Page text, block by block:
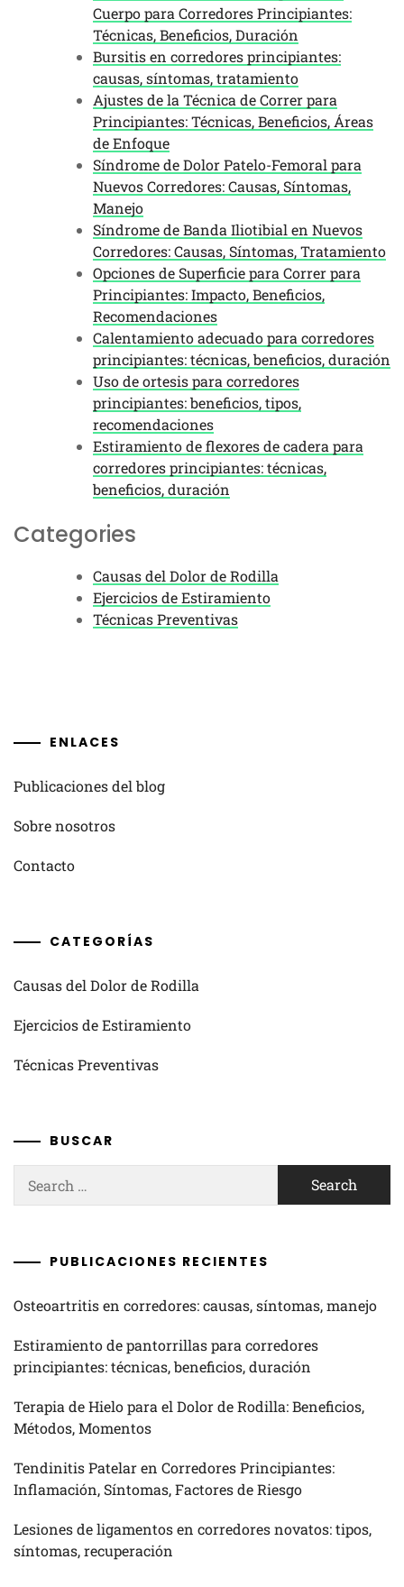
Cuerpo para Corredores Principiantes:
Técnicas, Beneficios, Duración
Bursitis en corredores principiantes:
causas, síntomas, tratamiento
Ajustes de la Técnica de Correr para
Principiantes: Técnicas, Beneficios, Áreas
de Enfoque
Síndrome de Dolor Patelo-Femoral para
Nuevos Corredores: Causas, Síntomas,
Manejo
Síndrome de Banda Iliotibial en Nuevos
Corredores: Causas, Síntomas, Tratamiento
Opciones de Superficie para Correr para
Principiantes: Impacto, Beneficios,
Recomendaciones
Calentamiento adecuado para corredores
principiantes: técnicas, beneficios, duración
Uso de ortesis para corredores
principiantes: beneficios, tipos,
recomendaciones
Estiramiento de flexores de cadera para
corredores principiantes: técnicas,
beneficios, duración
Categories
Causas del Dolor de Rodilla
Ejercicios de Estiramiento
Técnicas Preventivas
ENLACES
Publicaciones del blog
Sobre nosotros
Contacto
CATEGORÍAS
Causas del Dolor de Rodilla
Ejercicios de Estiramiento
Técnicas Preventivas
BUSCAR
for:
PUBLICACIONES RECIENTES
Osteoartritis en corredores: causas, síntomas, manejo
Estiramiento de pantorrillas para corredores
principiantes: técnicas, beneficios, duración
Terapia de Hielo para el Dolor de Rodilla: Beneficios,
Métodos, Momentos
Tendinitis Patelar en Corredores Principiantes:
Inflamación, Síntomas, Factores de Riesgo
Lesiones de ligamentos en corredores novatos: tipos,
síntomas, recuperación